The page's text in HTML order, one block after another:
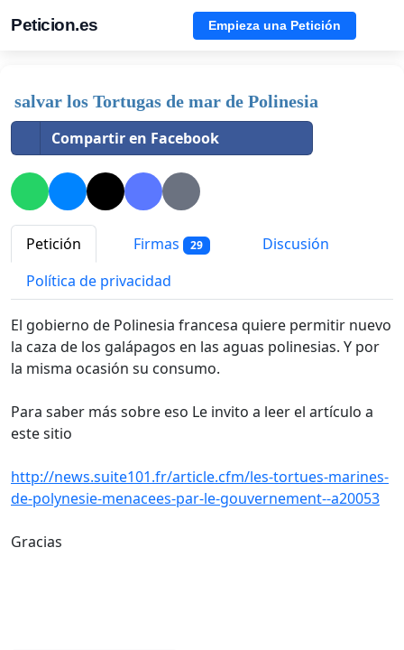
Peticion.es Empieza una Petición
salvar los Tortugas de mar de Polinesia
Compartir en Facebook
Petición Firmas 29
Discusión
Política de privacidad
El gobierno de Polinesia francesa quiere permitir nuevo
la caza de los galápagos en las aguas polinesias. Y por
la misma ocasión su consumo.
Para saber más sobre eso Le invito a leer el artículo a
este sitio
http://news.suite101.fr/article.cfm/les-tortues-marines-
de-polynesie-menacees-par-le-gouvernement--a20053
Gracias